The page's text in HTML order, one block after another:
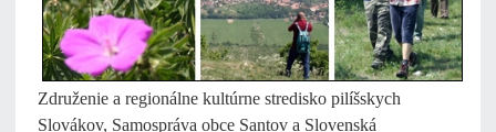
Združenie a regionálne kultúrne stredisko pilíšskych
Slovákov, Samospráva obce Santov a Slovenská